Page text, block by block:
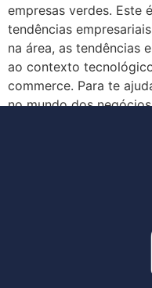
empresas verdes. Este
tendências
na área, as tendências
ao contexto
commerce. Para te
no mundo dos